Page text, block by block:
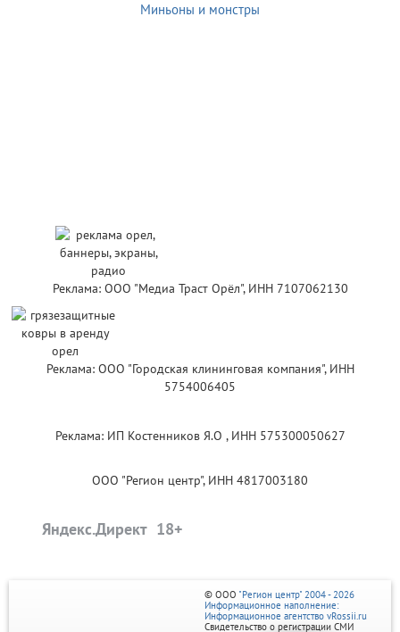
Миньоны и монстры
Реклама: ООО "Медиа Траст Орёл", ИНН 7107062130
Реклама: ООО "Городская клининговая компания", ИНН
5754006405
Реклама: ИП Костенников Я.О , ИНН 575300050627
ООО "Регион центр", ИНН 4817003180
Яндекс.Директ
© ООО "Регион центр" 2004 - 2026
Информационное наполнение:
Информационное агентство vRossii.ru
Свидетельство о регистрации СМИ